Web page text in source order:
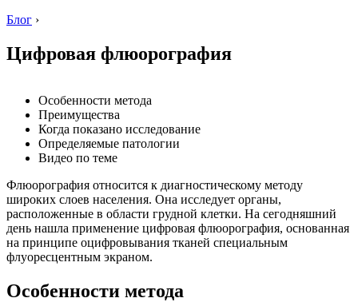
Блог ›
Цифровая флюорография
Особенности метода
Преимущества
Когда показано исследование
Определяемые патологии
Видео по теме
Флюорография относится к диагностическому методу
широких слоев населения. Она исследует органы,
расположенные в области грудной клетки. На сегодняшний
день нашла применение цифровая флюорография, основанная
на принципе оцифровывания тканей специальным
флуоресцентным экраном.
Особенности метода